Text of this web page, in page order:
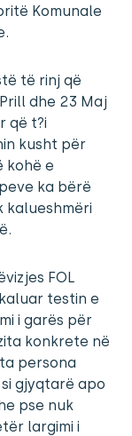
Komunale
të rinj që
dhe 23 Maj
që t?i
kusht për
kohë e
ka bërë
kalueshmëri
FOL
testin e
i garës për
konkrete në
persona
gjyqtarë apo
pse nuk
largimi i